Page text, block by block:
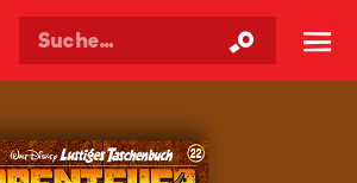
Walt Disneys Taschenbuch ☰